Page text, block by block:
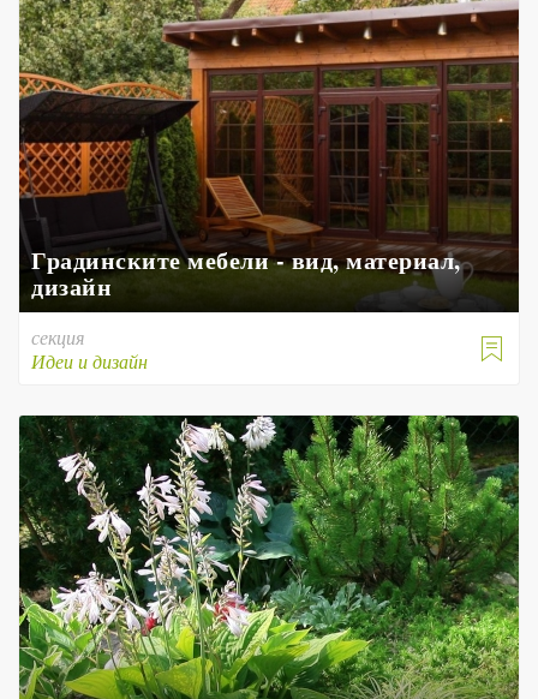
Градинските мебели - вид, материал,
дизайн

секция
Идеи и дизайн